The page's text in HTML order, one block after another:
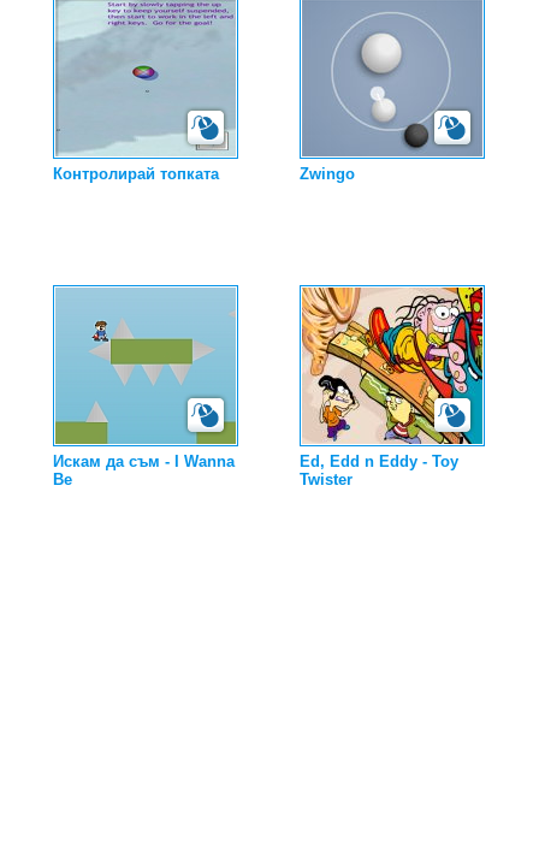
Контролирай топката Zwingo
Искам да съм - I Wanna
Be
Ed, Edd n Eddy - Toy
Twister